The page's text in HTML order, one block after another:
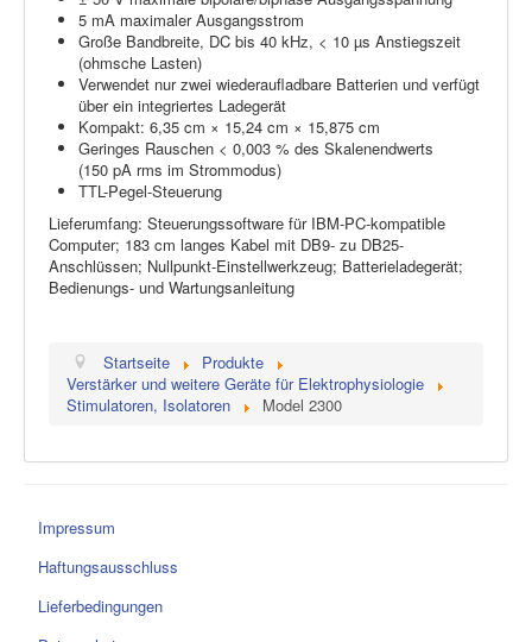
5 mA maximaler Ausgangsstrom
Große Bandbreite, DC bis 40 kHz, < 10 µs Anstiegszeit
(ohmsche Lasten)
Verwendet nur zwei wiederaufladbare Batterien und verfügt
über ein integriertes Ladegerät
Kompakt: 6,35 cm × 15,24 cm × 15,875 cm
Geringes Rauschen < 0,003 % des Skalenendwerts
(150 pA rms im Strommodus)
TTL-Pegel-Steuerung
Lieferumfang: Steuerungssoftware für IBM-PC-kompatible
Computer; 183 cm langes Kabel mit DB9- zu DB25-
Anschlüssen; Nullpunkt-Einstellwerkzeug; Batterieladegerät;
Bedienungs- und Wartungsanleitung
Startseite
Produkte
Verstärker und weitere Geräte für Elektrophysiologie
Stimulatoren, Isolatoren
Model 2300
Impressum
Haftungsausschluss
Lieferbedingungen